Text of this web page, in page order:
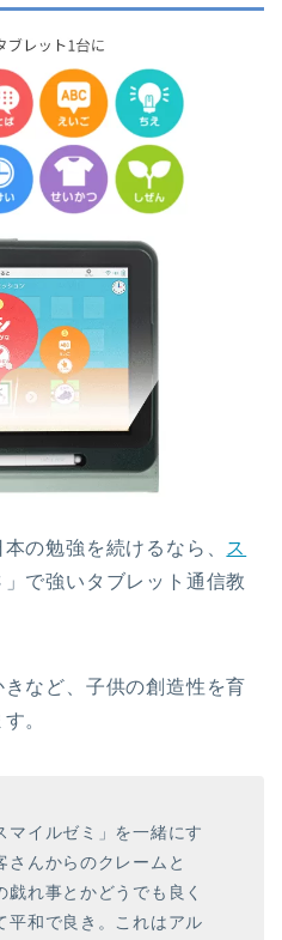
の勉強を続けるなら、 ス
で強いタブレット通信教
など、子供の創造性を育
。
マイルゼミ」を一緒にす
さんからのクレームと
れ事とかどうでも良く
平和で良き。これはアル